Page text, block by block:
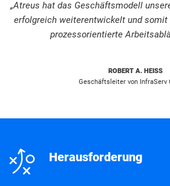
„Atreus hat das Geschäftsmodell
erfolgreich weiterentwickelt und
prozessorientierte
ROBERT A. HEISS
Geschäftsleiter von InfraServ
n Herausforderung